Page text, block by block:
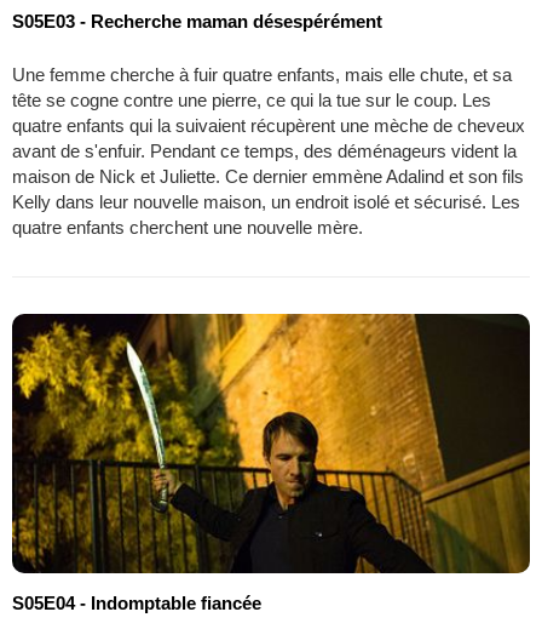
S05E03 - Recherche maman désespérément
Une femme cherche à fuir quatre enfants, mais elle chute, et sa
tête se cogne contre une pierre, ce qui la tue sur le coup. Les
quatre enfants qui la suivaient récupèrent une mèche de cheveux
avant de s'enfuir. Pendant ce temps, des déménageurs vident la
maison de Nick et Juliette. Ce dernier emmène Adalind et son fils
Kelly dans leur nouvelle maison, un endroit isolé et sécurisé. Les
quatre enfants cherchent une nouvelle mère.
S05E04 - Indomptable fiancée